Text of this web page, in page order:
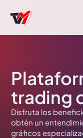
trading
Disfruta los
obtén un
gráficos